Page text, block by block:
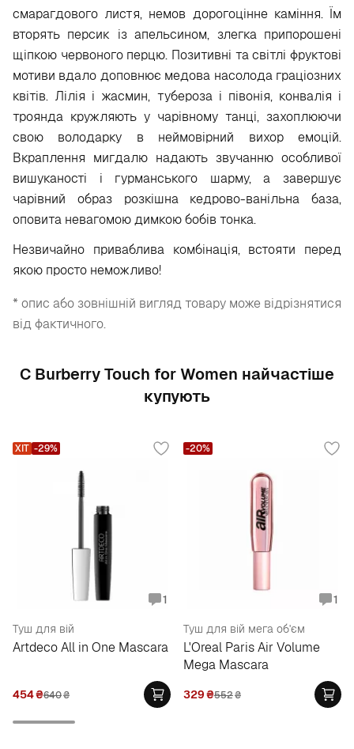
смарагдового листя, немов дорогоцінне каміння. Їм
вторять персик із апельсином, злегка припорошені
щіпкою червоного перцю. Позитивні та світлі фруктові
мотиви вдало доповнює медова насолода граціозних
квітів. Лілія і жасмин, тубероза і півонія, конвалія і
троянда кружляють у чарівному танці, захоплюючи
свою володарку в неймовірний вихор емоцій.
Вкраплення мигдалю надають звучанню особливої
вишуканості і гурманського шарму, а завершує
чарівний образ розкішна кедрово-ванільна база,
оповита невагомою димкою бобів тонка.
Незвичайно приваблива комбінація, встояти перед
якою просто неможливо!
* опис або зовнішній вигляд товару може відрізнятися
від фактичного.
С Burberry Touch for Women найчастіше
купують
1
Туш для вій
Artdeco All in One Mascara
454₴640₴
ХІТ -29%
1
Туш для вій мега об'єм
L'Oreal Paris Air Volume
Mega Mascara
329₴552₴
-20%